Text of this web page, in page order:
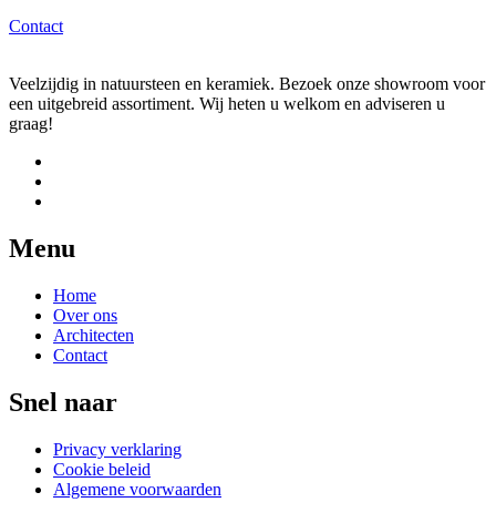
Contact
Veelzijdig in natuursteen en keramiek. Bezoek onze showroom voor
een uitgebreid assortiment. Wij heten u welkom en adviseren u
graag!
Menu
Home
Over ons
Architecten
Contact
Snel naar
Privacy verklaring
Cookie beleid
Algemene voorwaarden